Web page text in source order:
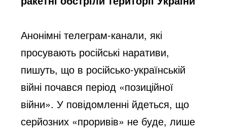
Анонімні телеграм-канали, які
просувають російські наративи,
пишуть, що в російсько-українській
війні почався період «позиційної
війни». У повідомленні йдеться, що
серйозних «проривів» не буде, лише